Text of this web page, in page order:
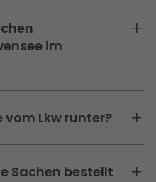
im
vom Lkw runter?
Sachen bestellt